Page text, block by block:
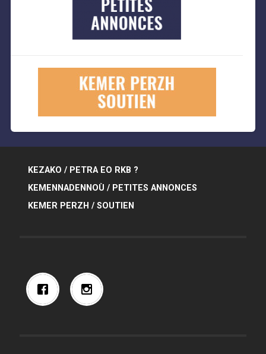
KEZAKO / PETRA EO RKB ?
KEMENNADENNOÙ / PETITES ANNONCES
KEMER PERZH / SOUTIEN